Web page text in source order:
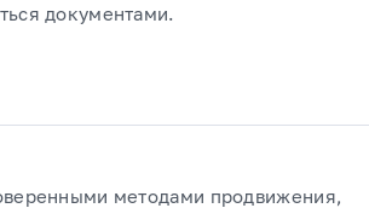
документами.
методами продвижения,